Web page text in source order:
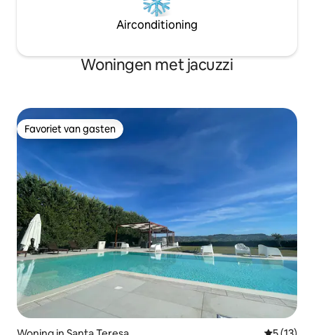
Airconditioning
Woningen met jacuzzi
Favoriet van gasten
Favoriet van gasten